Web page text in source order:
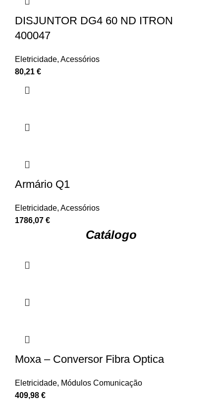
DISJUNTOR DG4 60 ND ITRON
400047
Eletricidade, Acessórios
80,21 €
Armário Q1
Eletricidade, Acessórios
1786,07 €
Catálogo
Moxa – Conversor Fibra Optica
Eletricidade, Módulos Comunicação
409,98 €